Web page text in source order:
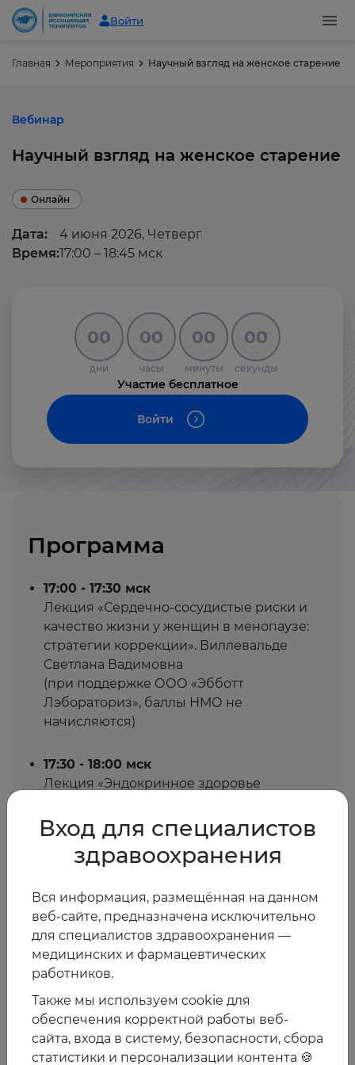
Войти
Главная Мероприятия Научный взгляд на женское старение
Вебинар
Научный взгляд на женское старение
Онлайн
Дата:
4 июня 2026, Четверг
Время:17:00 – 18:45 мск
00
дни
00
часы
00
минуты
00
секунды
Участие бесплатное
Войти
Программа
17:00 - 17:30 мск
Лекция «Сердечно-сосудистые риски и
качество жизни у женщин в менопаузе:
стратегии коррекции». Виллевальде
Светлана Вадимовна
(при поддержке ООО «Эбботт
Лэбораториз», баллы НМО не
начисляются)
17:30 - 18:00 мск
Лекция «Эндокринное здоровье
поддержании метаболического статуса».
Белая Жанна Евгеньевна
Лекция «Как помочь женщине с
менопаузой в 2026 году: современные
тренды выбора МГТ». Елисеева Екатерина
Валерьевна
Спикеры
Вход для специалистов
здравоохранения
Вся информация, размещённая на данном
веб-сайте, предназначена исключительно
для специалистов здравоохранения —
медицинских и фармацевтических
работников.
Также мы используем cookie для
обеспечения корректной работы веб-
сайта, входа в систему, безопасности, сбора
статистики и персонализации контента 🍪